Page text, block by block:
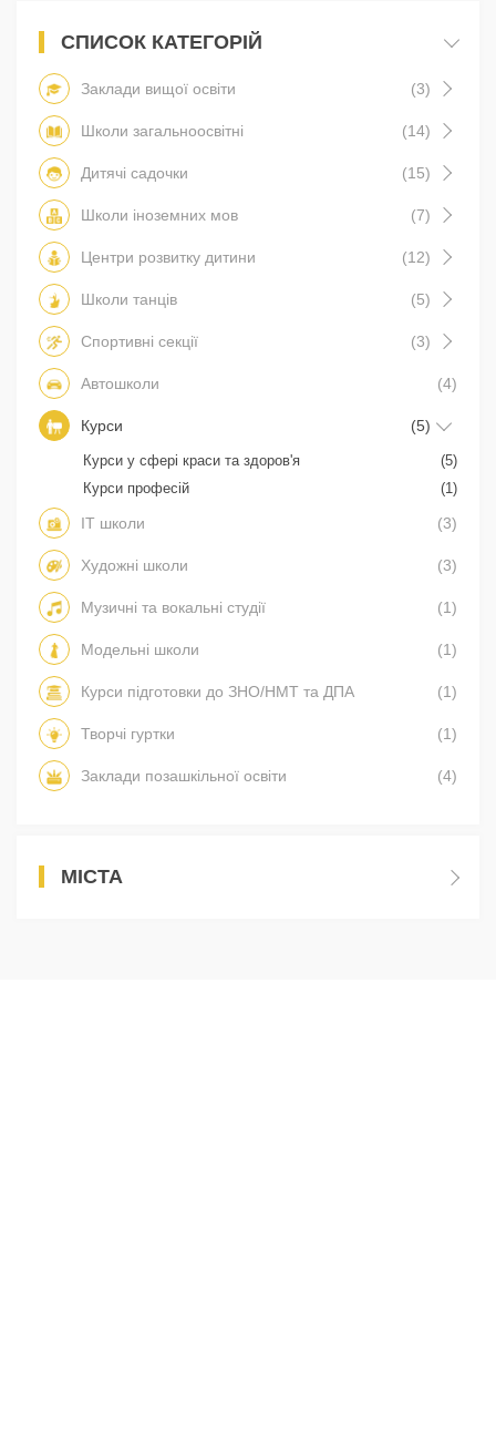
СПИСОК КАТЕГОРІЙ
Заклади вищої освіти (3)
Школи загальноосвітні (14)
Дитячі садочки (15)
Школи іноземних мов (7)
Центри розвитку дитини (12)
Школи танців (5)
Спортивні секції (3)
Автошколи (4)
Курси (5)
Курси у сфері краси та здоров'я
(5)
Курси професій
(1)
IT школи (3)
Художні школи (3)
Музичні та вокальні студії (1)
Модельні школи (1)
Курси підготовки до ЗНО/НМТ та ДПА (1)
Творчі гуртки (1)
Заклади позашкільної освіти (4)
МІСТА